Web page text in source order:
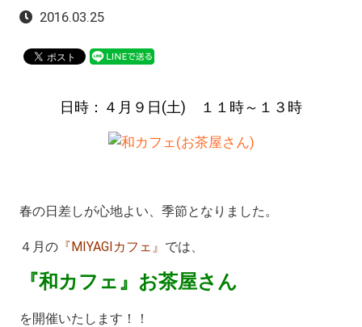
2016.03.25
日時：４月９日(土) １１時～１３時
春の日差しが心地よい、季節となりました。
４月の『MIYAGIカフェ』 では、
『和カフェ』お茶屋さん
を開催いたします！！